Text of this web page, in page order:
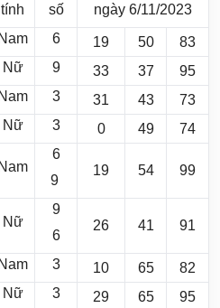
tính
số
ngày 6/11/2023
Nam 6 19 50
83
Nữ
9 33 37 95
Nam 3 31 43
73
Nữ
3 0 49 74
Nam
6
9
19 54 99
Nữ
9
6
26 41 91
Nam 3 10 65
82
Nữ
3 29 65 95